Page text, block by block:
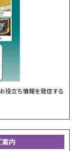
役立ち情報を発信する
内